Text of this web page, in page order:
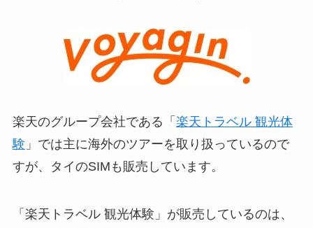
楽天のグループ会社である「 楽天トラベル 観光体
験 」では主に海外のツアーを取り扱っているので
すが、タイのSIMも販売しています。
「楽天トラベル 観光体験」が販売しているのは、